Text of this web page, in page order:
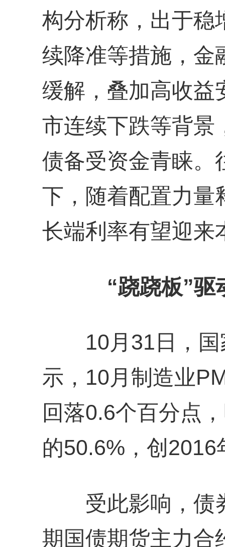
构分析称，出于稳
续降准等措施，金
缓解，叠加高收益
市连续下跌等背景
债备受资金青睐。
下，随着配置力量
长端利率有望迎来
“跷跷板”驱
10月31日，国
示，10月制造业
回落0.6个百分点
的50.6%，创
受此影响，债
期国债期货主力合